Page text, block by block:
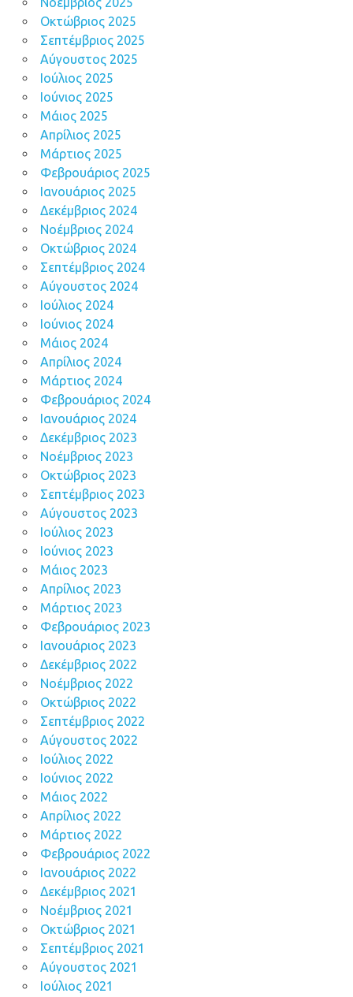
Οκτώβριος 2025
Σεπτέμβριος 2025
Αύγουστος 2025
Ιούλιος 2025
Ιούνιος 2025
Μάιος 2025
Απρίλιος 2025
Μάρτιος 2025
Φεβρουάριος 2025
Ιανουάριος 2025
Δεκέμβριος 2024
Νοέμβριος 2024
Οκτώβριος 2024
Σεπτέμβριος 2024
Αύγουστος 2024
Ιούλιος 2024
Ιούνιος 2024
Μάιος 2024
Απρίλιος 2024
Μάρτιος 2024
Φεβρουάριος 2024
Ιανουάριος 2024
Δεκέμβριος 2023
Νοέμβριος 2023
Οκτώβριος 2023
Σεπτέμβριος 2023
Αύγουστος 2023
Ιούλιος 2023
Ιούνιος 2023
Μάιος 2023
Απρίλιος 2023
Μάρτιος 2023
Φεβρουάριος 2023
Ιανουάριος 2023
Δεκέμβριος 2022
Νοέμβριος 2022
Οκτώβριος 2022
Σεπτέμβριος 2022
Αύγουστος 2022
Ιούλιος 2022
Ιούνιος 2022
Μάιος 2022
Απρίλιος 2022
Μάρτιος 2022
Φεβρουάριος 2022
Ιανουάριος 2022
Δεκέμβριος 2021
Νοέμβριος 2021
Οκτώβριος 2021
Σεπτέμβριος 2021
Αύγουστος 2021
Ιούλιος 2021